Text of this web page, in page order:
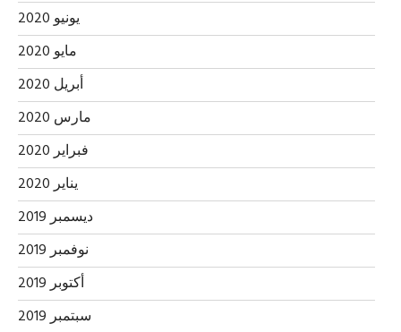
يونيو 2020
مايو 2020
أبريل 2020
مارس 2020
فبراير 2020
يناير 2020
ديسمبر 2019
نوفمبر 2019
أكتوبر 2019
سبتمبر 2019